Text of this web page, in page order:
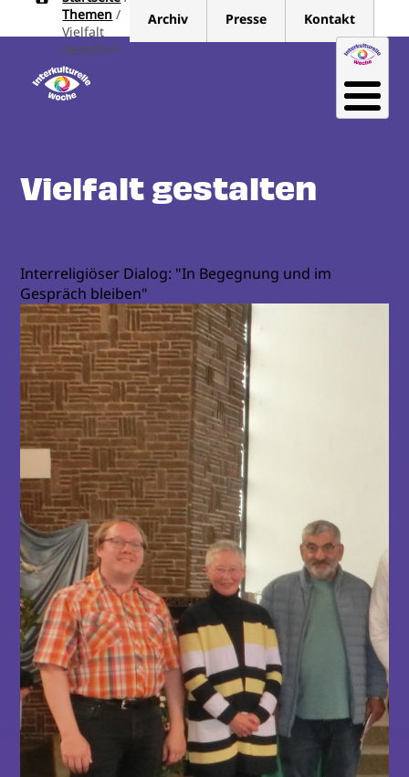
Direkt
Themen
Vielfalt
Gestalten
Archiv Presse Kontakt
Vielfalt gestalten
Interreligiöser Dialog: "In Begegnung und im
Gespräch bleiben"